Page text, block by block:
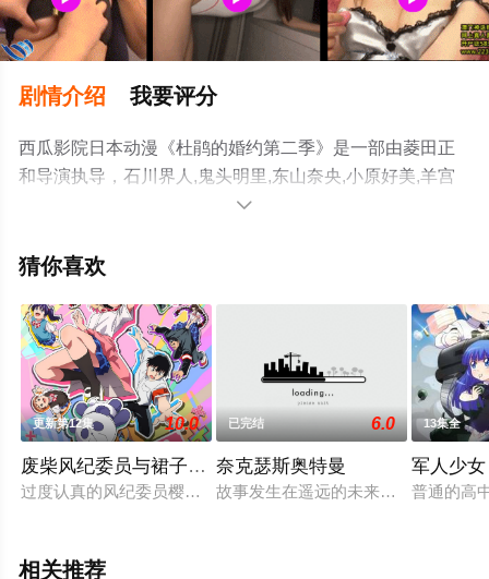
剧情介绍 我要评分
西瓜影院日本动漫《杜鹃的婚约第二季》是一部由菱田正
和导演执导，石川界人,鬼头明里,东山奈央,小原好美,羊宫
妃那,木村良平,日笠阳子,森川智之,有贺由树子等明星精彩
集就上西瓜影视，更多相关信息可移步至豆瓣动漫、电视
。

猜你喜欢
更新第12集 10.0
废柴风纪委员与裙子长度不合规的JK的故事
过度认真的风纪委员樱大门每日的工作就是，负责开关校门与
已完结 6.0
奈克瑟斯奥特曼
故事发生在遥远的未来，肆虐的异生
13集全
军人少
普通的高
相关推荐